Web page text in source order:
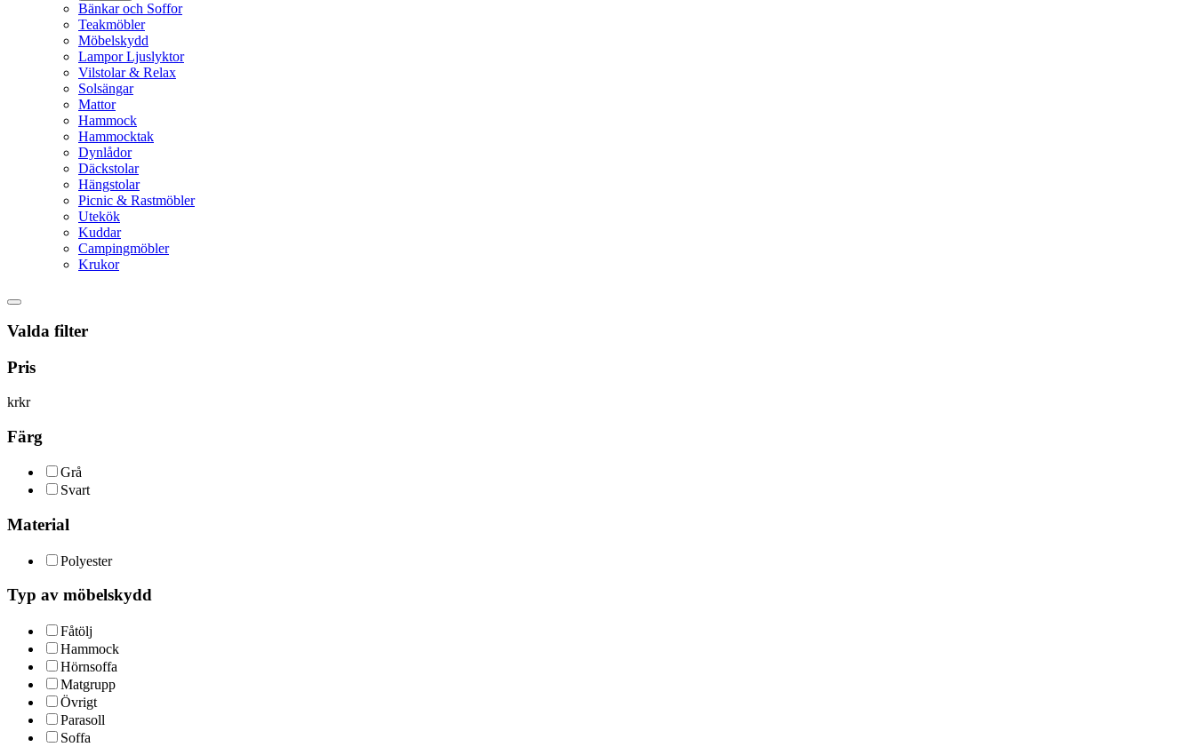
Bänkar och Soffor
Teakmöbler
Möbelskydd
Lampor Ljuslyktor
Vilstolar & Relax
Solsängar
Mattor
Hammock
Hammocktak
Dynlådor
Däckstolar
Hängstolar
Picnic & Rastmöbler
Utekök
Kuddar
Campingmöbler
Krukor
Valda filter
Pris
krkr
Färg
Grå
Svart
Material
Polyester
Typ av möbelskydd
Fåtölj
Hammock
Hörnsoffa
Matgrupp
Övrigt
Parasoll
Soffa